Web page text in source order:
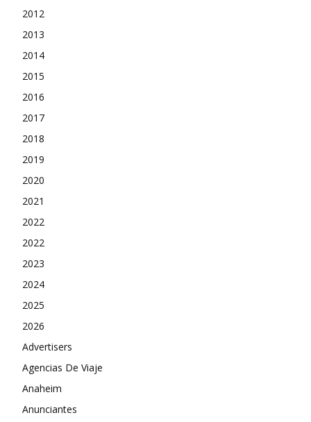
2012
2013
2014
2015
2016
2017
2018
2019
2020
2021
2022
2022
2023
2024
2025
2026
Advertisers
Agencias De Viaje
Anaheim
Anunciantes